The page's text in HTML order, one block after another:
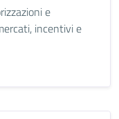
e
incentivi e